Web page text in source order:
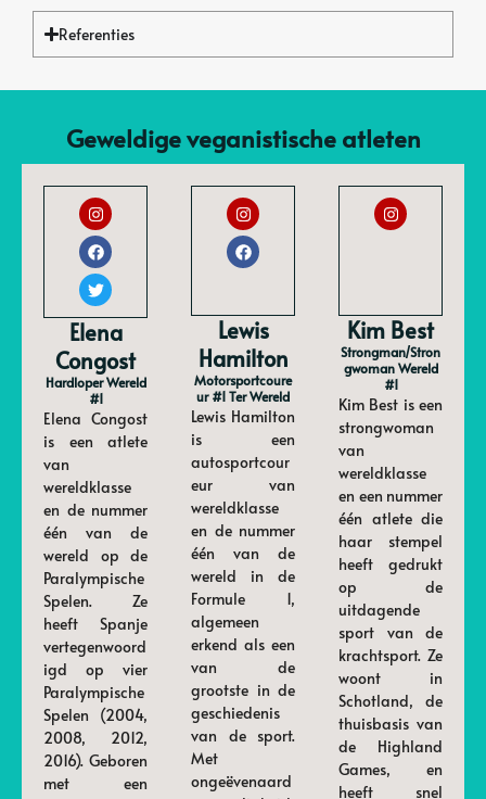
Referenties
Geweldige veganistische atleten
Elena
Congost
Hardloper Wereld
#1
Elena Congost
is een atlete
van
wereldklasse
en de nummer
één van de
wereld op de
Paralympische
Spelen. Ze
heeft Spanje
vertegenwoord
igd op vier
Paralympische
Spelen (2004,
2008, 2012,
2016). Geboren
met een
Lewis
Hamilton
Motorsportcoure
Ur #1 Ter Wereld
Lewis Hamilton
is een
autosportcour
eur van
wereldklasse
en de nummer
één van de
wereld in de
Formule 1,
algemeen
erkend als een
van de
grootste in de
geschiedenis
van de sport.
Met
ongeëvenaard
Kim Best
Strongman/stron
Gwoman Wereld
#1
Kim Best is een
strongwoman
van
wereldklasse
en een nummer
één atlete die
haar stempel
heeft gedrukt
op de
uitdagende
sport van de
krachtsport. Ze
woont in
Schotland, de
thuisbasis van
de Highland
Games, en
heeft snel